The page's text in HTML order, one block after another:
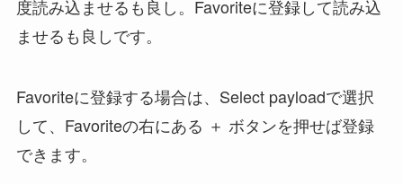
度読み込ませるも良し。Favoriteに登録して読み込
ませるも良しです。
Favoriteに登録する場合は、Select payloadで選択
して、Favoriteの右にある ＋ ボタンを押せば登録
できます。